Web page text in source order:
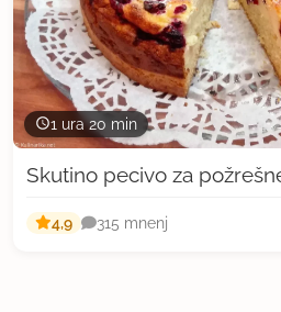
1 ura 20 min
Skutino pecivo za
4,9 315 mnenj